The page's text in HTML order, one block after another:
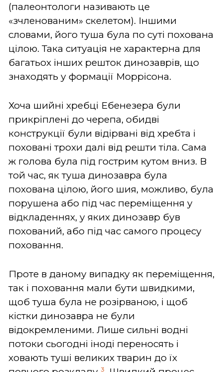
(палеонтологи називають це
«зчленованим» скелетом). Іншими
словами, його туша була по суті похована
цілою. Така ситуація не характерна для
багатьох інших решток динозаврів, що
знаходять у формації Моррісона.
Хоча шийні хребці Ебенезера були
прикріплені до черепа, обидві
конструкції були відірвані від хребта і
поховані трохи далі від решти тіла. Сама
ж голова була під гострим кутом вниз. В
той час, як туша динозавра була
похована цілою, його шия, можливо, була
порушена або під час переміщення у
відкладеннях, у яких динозавр був
похований, або під час самого процесу
поховання.
Проте в даному випадку як переміщення,
так і поховання мали бути швидкими,
щоб туша була не розірваною, і щоб
кістки динозавра не були
відокремленими. Лише сильні водні
потоки сьогодні іноді переносять і
ховають туші великих тварин до їх
3